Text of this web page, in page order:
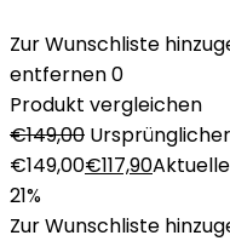
Zur Wunschliste
entfernen0
Produkt vergleichen
€149,00
€149,00€117,90
21%
Zur Wunschliste